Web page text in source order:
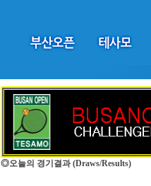
◎오늘의 경기결과 (Draws/Results)